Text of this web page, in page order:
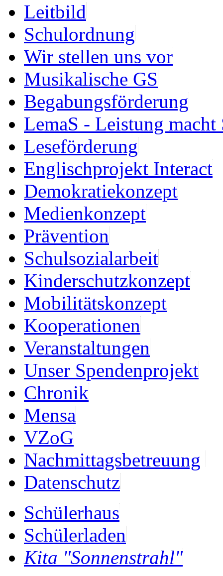
Leitbild
Schulordnung
Wir stellen uns vor
Musikalische GS
Begabungsförderung
LemaS - Leistung macht
Leseförderung
Englischprojekt Interact
Demokratiekonzept
Medienkonzept
Prävention
Schulsozialarbeit
Kinderschutzkonzept
Mobilitätskonzept
Kooperationen
Veranstaltungen
Unser Spendenprojekt
Chronik
Mensa
VZoG
Nachmittagsbetreuung
Datenschutz
Schülerhaus
Schülerladen
Kita "Sonnenstrahl"